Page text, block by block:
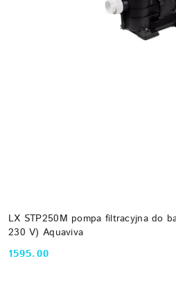
LX STP250M pompa filtracyjna do
230 V) Aquaviva
Cena:
1595.00